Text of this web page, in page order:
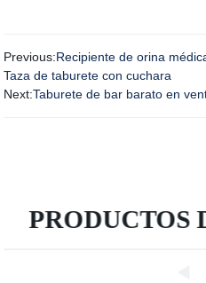
Previous:Recipiente de orina
Taza de taburete con cuchara
Next:Taburete de bar barato en
PRODUCTOS